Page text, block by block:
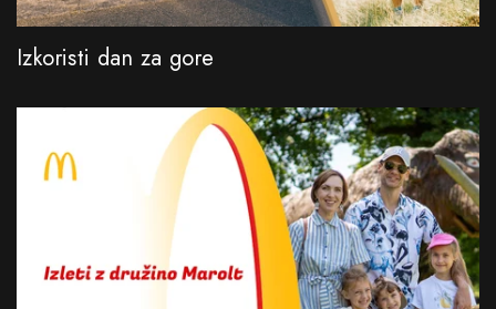
Izkoristi dan za gore